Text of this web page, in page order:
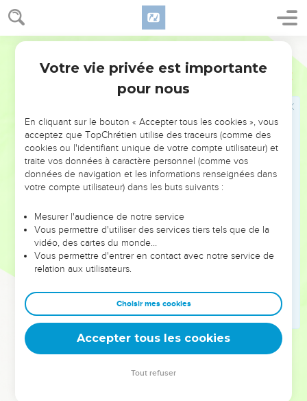
Jérémie 14
des gens qui souffrent de la faim. Les prophètes, les prêtres
circulent à travers le pays : ils ne comprennent pas. »
« SEIGNEUR, est-ce que tu as vraiment rejeté Juda ? Est-ce
que Sion te dégoûte ? Tu nous frappes, et aucune guérison
mais rien de bon n’arrive. Nous attendions le moment de la
guérison, mais c’est la peur qui vient.
SEIGNEUR, nous reconnaissons que nous avons mal agi.
Nous reconnaissons les fautes de nos ancêtres. Nous avons
À cause de ton nom, ne repousse pas ton siège plein de
gloire, ne le méprise pas. Souviens-toi de l’alliance que tu as
établie avec nous, ne la brise pas.
22
Parmi les faux dieux des autres peuples, est-ce qu’il y en a
un qui peut envoyer la pluie ? Est-ce que c’est le ciel lui-
même qui fait tomber l’eau ? Est-ce que ce n’est pas toi,
SEIGNEUR ? Notre Dieu, nous mettons donc notre espoir en
toi. Oui, c’est toi qui fais toutes ces choses ! »
© Société biblique française – Bibli’O, 2000, avec autorisation. Pour vous procurer
Votre vie privée est importante
pour nous
En cliquant sur le bouton « Accepter tous les cookies », vous
acceptez que TopChrétien utilise des traceurs (comme des
cookies ou l'identifiant unique de votre compte utilisateur) et
traite vos données à caractère personnel (comme vos
données de navigation et les informations renseignées dans
votre compte utilisateur) dans les buts suivants :
Mesurer l'audience de notre service
Vous permettre d'utiliser des services tiers tels que de la
vidéo, des cartes du monde…
Vous permettre d'entrer en contact avec notre service de
relation aux utilisateurs.
Choisir mes cookies
Accepter tous les cookies
Tout refuser